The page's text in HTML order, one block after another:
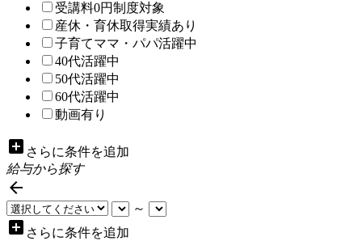
受講料0円制度対象
産休・育休取得実績あり
子育てママ・パパ活躍中
40代活躍中
50代活躍中
60代活躍中
動画有り
add_box さらに条件を追加
給与から探す

～
add_box さらに条件を追加